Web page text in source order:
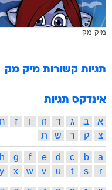
מיק מק
תגיות קשורות מיק מק
אינדקס תגיות
א ב ג ד ה ו ז ח
צ
ק ר ש ת
a
b
c
d
e
f
g
h
r
s
t
u
v
w
x
y